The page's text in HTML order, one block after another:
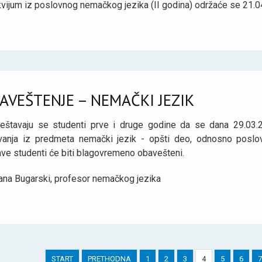
iz poslovnog nemačkog jezika (II godina) održaće se
– NEMAČKI JEZIK
se studenti prve i druge godine da se dana
iz predmeta nemački jezik - opšti deo, odnosno
studenti će biti blagovremeno obavešteni.
Bugarski, profesor nemačkog jezika
START PRETHODNA 1 2 3 4 5 6 7